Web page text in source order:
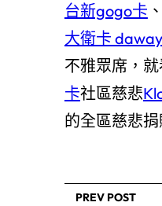
台新gogo卡
大衛卡 daway
不雅眾席，
卡社區慈悲
的全區慈悲捐
PREV POST